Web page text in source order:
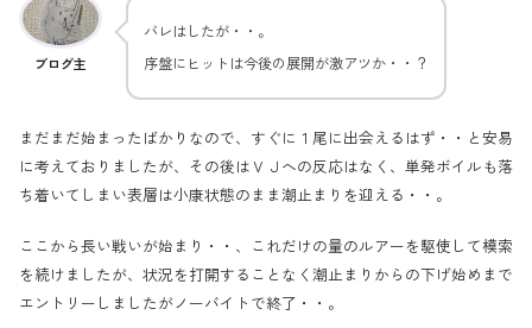
ブログ主
バレはしたが・・。
序盤にヒットは今後の展開が激アツか・・？
まだまだ始まったばかりなので、すぐに１尾に出会えるはず・・と安易
に考えておりましたが、その後はＶＪへの反応はなく、単発ボイルも落
ち着いてしまい表層は小康状態のまま潮止まりを迎える・・。
ここから長い戦いが始まり・・、これだけの量のルアーを駆使して模索
を続けましたが、状況を打開することなく潮止まりからの下げ始めまで
エントリーしましたがノーバイトで終了・・。